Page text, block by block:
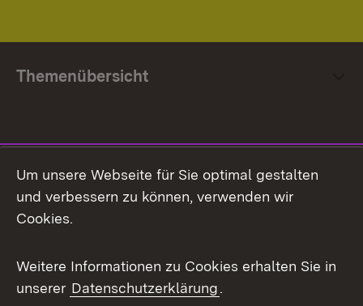
Themenübersicht
Facebook
X / Twitter
Youtube
Um unsere Webseite für Sie optimal gestalten
und verbessern zu können, verwenden wir
Cookies.
Weitere Informationen zu Cookies erhalten Sie in
unserer Datenschutzerklärung.